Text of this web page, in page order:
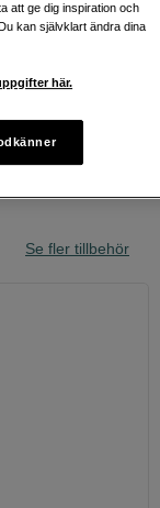
Se fler tillbehör
att ge dig inspiration och
kan självklart ändra dina
här.